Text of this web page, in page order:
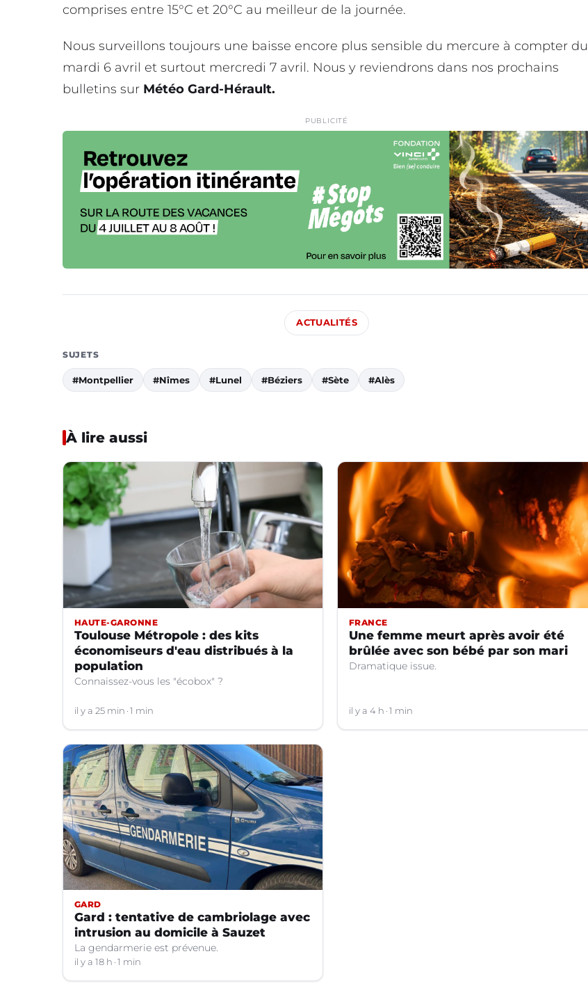
comprises entre 15°C et 20°C au meilleur de la journée.
Nous surveillons toujours une baisse encore plus sensible du mercure à compter du
mardi 6 avril et surtout mercredi 7 avril. Nous y reviendrons dans nos prochains
bulletins sur Météo Gard-Hérault.
PUBLICITÉ
ACTUALITÉS
SUJETS
#Montpellier #Nîmes #Lunel #Béziers #Sète #Alès
À lire aussi
HAUTE-GARONNE
Toulouse Métropole : des kits
économiseurs d'eau distribués à la
population
Connaissez-vous les "écobox" ?
il y a 25 min 1 min
FRANCE
Une femme meurt après avoir été
brûlée avec son bébé par son mari
Dramatique issue.
il y a 4 h 1 min
GARD
Gard : tentative de cambriolage avec
intrusion au domicile à Sauzet
La gendarmerie est prévenue.
il y a 18 h 1 min